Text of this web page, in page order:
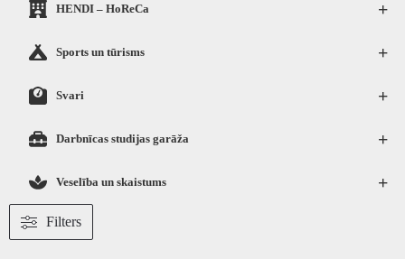
+
HENDI – HoReCa
+
Sports un tūrisms
+
Svari
+
Darbnīcas studijas garāža
+
Veselība un skaistums
Filters